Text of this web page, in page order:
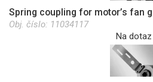
Spring coupling for motor’s fan
Obj. číslo: 11034117
Na dotaz